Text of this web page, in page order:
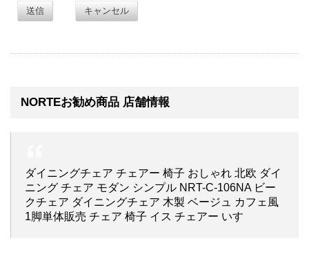
送信 キャンセル
NORTEお勧め商品 店舗情報
ダイニングチェア チェアー 椅子 おしゃれ 北欧 ダイ
ニング チェア モダン シンプル NRT-C-106NA ビー
クチェア ダイニングチェア 木製 ベージュ カフェ風
1脚単体販売 チェア 椅子 イス チェアー いす